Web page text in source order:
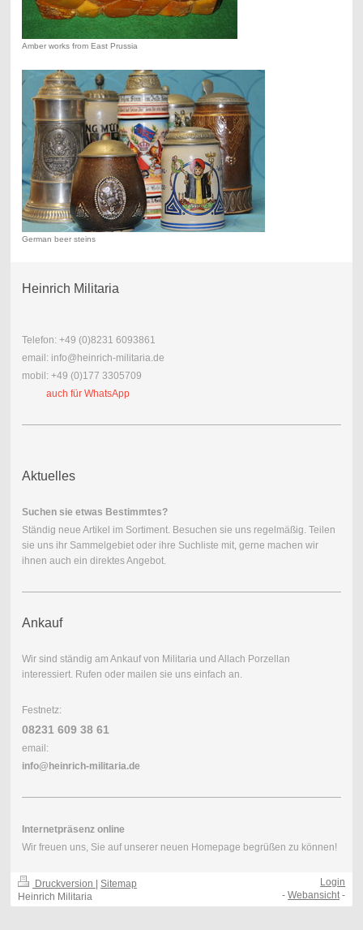
Amber works from East Prussia
German beer steins
Heinrich Militaria
Telefon: +49 (0)8231 6093861
email: info@heinrich-militaria.de
mobil: +49 (0)177 3305709
auch für WhatsApp
Aktuelles
Suchen sie etwas Bestimmtes?
Ständig neue Artikel im Sortiment. Besuchen sie uns regelmäßig. Teilen
sie uns ihr Sammelgebiet oder ihre Suchliste mit, gerne machen wir
ihnen auch ein direktes Angebot.
Ankauf
Wir sind ständig am Ankauf von Militaria und Allach Porzellan
interessiert. Rufen oder mailen sie uns einfach an.
Festnetz:
08231 609 38 61
email:
info@heinrich-militaria.de
Internetpräsenz online
Wir freuen uns, Sie auf unserer neuen Homepage begrüßen zu können!
Druckversion
Sitemap
Heinrich Militaria
Login
-Webansicht-